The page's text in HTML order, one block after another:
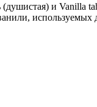
и Vanilla
используемых